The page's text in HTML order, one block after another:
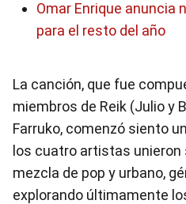
Omar Enrique anuncia
para el resto del año
La canción, que fue
miembros de Reik (Julio y
Farruko, comenzó siento
los cuatro artistas
mezcla de pop y urbano,
explorando últimamente